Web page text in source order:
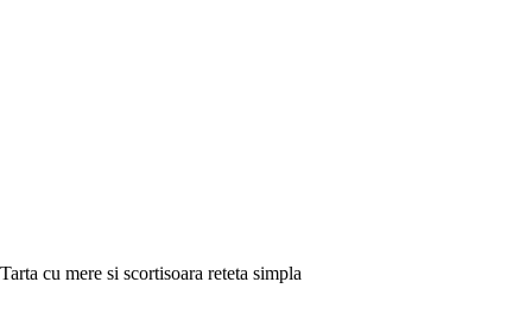
Tarta cu mere si scortisoara reteta simpla